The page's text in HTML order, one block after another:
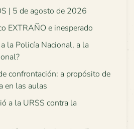
| 5 de agosto de 2026
EXTRAÑO e inesperado
la Policía Nacional, a la
confrontación: a propósito de
en las aulas
a la URSS contra la